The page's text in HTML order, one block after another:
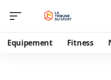
Equipement Fitness